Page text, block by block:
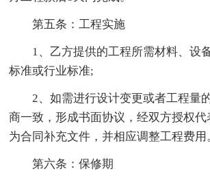
第五条：工程实施
1、乙方提供的工程所需材料、设
标准或行业标准;
2、如需进行设计变更或者工程量
商一致，形成书面协议，经双方授权
为合同补充文件，并相应调整工程费用
第六条：保修期